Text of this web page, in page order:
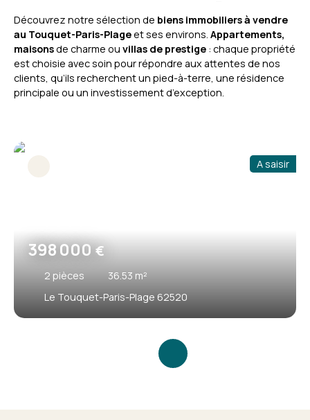
Découvrez notre sélection de biens immobiliers à vendre
au Touquet-Paris-Plageet ses environs. Appartements,
maisonsde charme ou villas de prestige : chaque propriété
est choisie avec soin pour répondre aux attentes de nos
clients, qu’ils recherchent un pied-à-terre, une résidence
principale ou un investissement d’exception.
398 000€
2 pièces 36.53 m²
Le Touquet-Paris-Plage 62520
A saisir